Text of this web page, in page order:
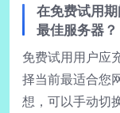
在免费试用
最佳服务器？
免费试用用户应
择当前最适合您
想，可以手动切